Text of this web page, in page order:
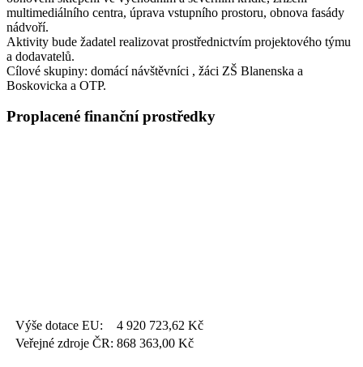
multimediálního centra, úprava vstupního prostoru, obnova fasády
nádvoří.
Aktivity bude žadatel realizovat prostřednictvím projektového týmu
a dodavatelů.
Cílové skupiny: domácí návštěvníci , žáci ZŠ Blanenska a
Boskovicka a OTP.
Proplacené finanční prostředky
Výše dotace EU: 4 920 723,62 Kč
Veřejné zdroje ČR: 868 363,00 Kč